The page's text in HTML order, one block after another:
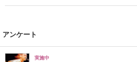
アンケート
実施中